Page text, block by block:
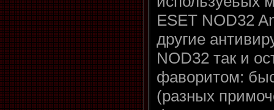
ESET NOD32
другие
NOD32 так и
фаворитом:
(разных